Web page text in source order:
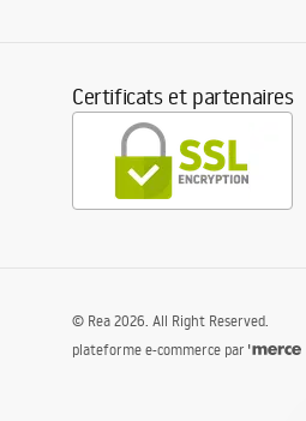
Certificats et partenaires
© Rea 2026. All Right Reserved.
plateforme e-commerce par